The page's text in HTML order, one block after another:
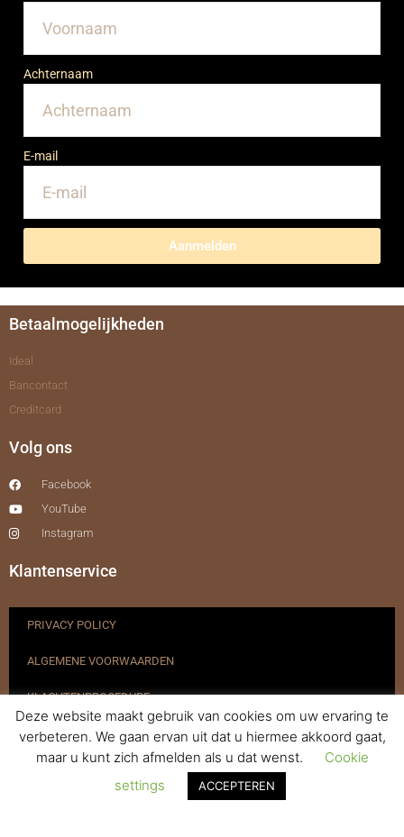
Achternaam
E-mail
Aanmelden
Betaalmogelijkheden
Ideal
Bancontact
Creditcard
Volg ons
Facebook
YouTube
Instagram
Klantenservice
PRIVACY POLICY
ALGEMENE VOORWAARDEN
KLACHTENPROCEDURE
VERZENDEN & RETOURNEREN
Deze website maakt gebruik van cookies om uw ervaring te
verbeteren. We gaan ervan uit dat u hiermee akkoord gaat,
maar u kunt zich afmelden als u dat wenst.
Cookie
settings
ACCEPTEREN